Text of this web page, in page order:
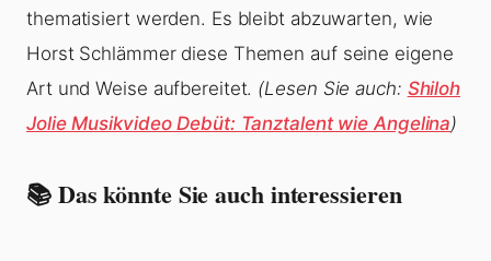
thematisiert werden. Es bleibt abzuwarten, wie
Horst Schlämmer diese Themen auf seine eigene
Art und Weise aufbereitet. (Lesen Sie auch: Shiloh
Jolie Musikvideo Debüt: Tanztalent wie Angelina)
📚 Das könnte Sie auch interessieren